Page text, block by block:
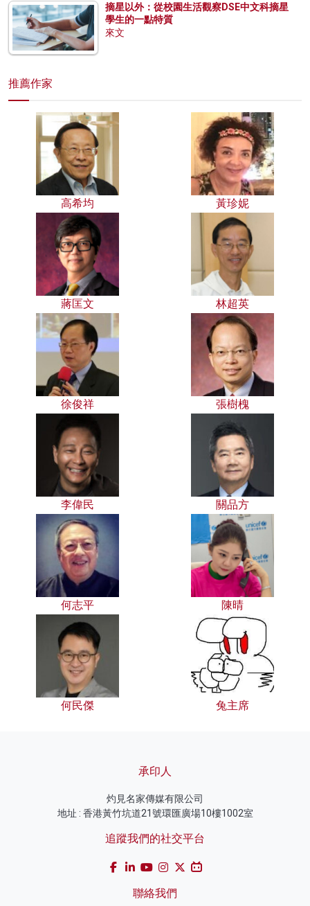
摘星以外：從校園生活觀察DSE中文科摘星
學生的一點特質
來文
推薦作家
高希均 黃珍妮
蔣匡文 林超英
徐俊祥 張樹槐
李偉民 關品方
何志平 陳晴
何民傑 兔主席
承印人
灼見名家傳媒有限公司
地址 : 香港黃竹坑道21號環匯廣場10樓1002室
追蹤我們的社交平台
聯絡我們